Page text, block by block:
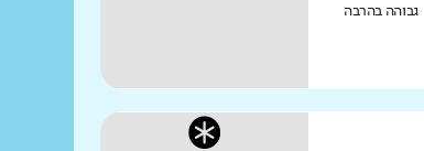
גבוהה בהרבה